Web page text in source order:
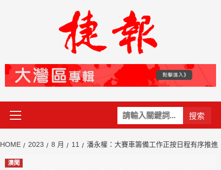
關
鍵
Primary
Menu
HOME 2023 8 月 11 潘永權：大賽車籌備工作正按日程有序推進
澳聞